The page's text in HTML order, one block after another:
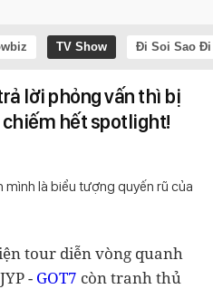
TV Show Đi Soi Sao Đi
lời phỏng vấn thì bị
hết spotlight!
là biểu tượng quyến rũ của
tour diễn vòng quanh
- GOT7 còn tranh thủ